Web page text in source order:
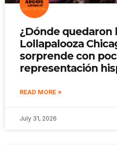
¿Dónde quedaron
Lollapalooza
sorprende con
representación
READ MORE »
July 31, 2026